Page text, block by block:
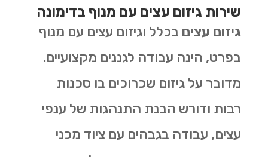
שירות גיזום עצים עם מנוף בדימונה
גיזום עצים בכלל וגיזום עצים עם מנוף
בפרט, הינה עבודה לגננים מקצועיים.
מדובר על גיזום שכרוכים בו סכנות
רבות ודורש הבנת התנהגות של ענפי
עצים, עבודה בגבהים עם ציוד מכני